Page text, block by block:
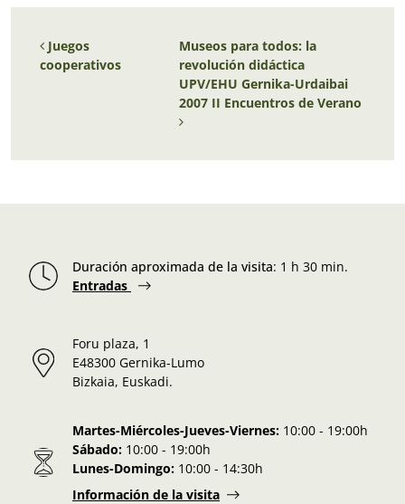
Navegación de entradas
Juegos
cooperativos
Museos para todos: la
revolución didáctica
UPV/EHU Gernika-Urdaibai
2007 II Encuentros de Verano
Duración aproximada de la visita: 1 h 30 min.
Entradas
Foru plaza, 1
E48300 Gernika-Lumo
Bizkaia, Euskadi.
Martes-Miércoles-Jueves-Viernes: 10:00 - 19:00h
Sábado: 10:00 - 19:00h
Lunes-Domingo: 10:00 - 14:30h
Información de la visita